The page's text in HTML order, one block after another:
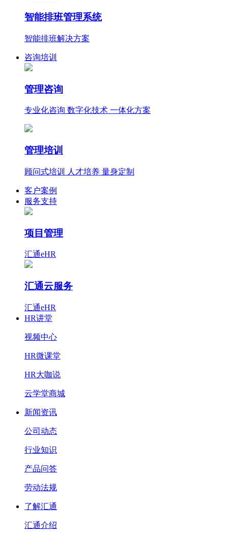
智能排班管理系统
智能排班解决方案
咨询培训
管理咨询
专业化咨询 数字化技术 一体化方案
管理培训
顾问式培训 人才培养 量身定制
客户案例
服务支持
项目管理
汇通eHR
汇通云服务
汇通eHR
HR讲堂
视频中心
HR微课堂
HR大咖说
云学堂商城
新闻资讯
公司动态
行业知识
产品问答
劳动法规
了解汇通
汇通介绍